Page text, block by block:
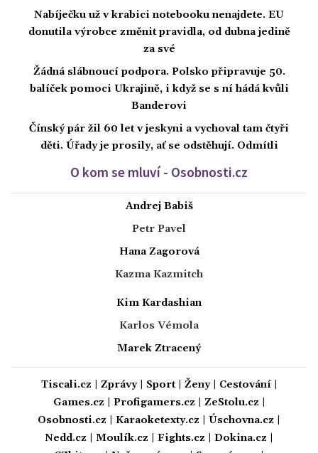
Nabíječku už v krabici notebooku nenajdete. EU
donutila výrobce změnit pravidla, od dubna jedině
za své
Žádná slábnoucí podpora. Polsko připravuje 50.
balíček pomoci Ukrajině, i když se s ní hádá kvůli
Banderovi
Čínský pár žil 60 let v jeskyni a vychoval tam čtyři
děti. Úřady je prosily, ať se odstěhují. Odmítli
O kom se mluví - Osobnosti.cz
Andrej Babiš
Petr Pavel
Hana Zagorová
Kazma Kazmitch
Kim Kardashian
Karlos Vémola
Marek Ztracený
Tiscali.cz Zprávy| Sport| Ženy| Cestování|
Games.cz
Profigamers.cz ZeStolu.cz
Osobnosti.cz
Karaoketexty.cz Úschovna.cz
Nedd.cz
Moulík.cz Fights.cz Dokina.cz